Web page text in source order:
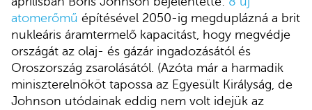
atomerőmű építésével 2050-ig megduplázná a brit
nukleáris áramtermelő kapacitást, hogy megvédje
országát az olaj- és gázár ingadozásától és
Oroszország zsarolásától. (Azóta már a harmadik
miniszterelnököt tapossa az Egyesült Királyság, de
Johnson utódainak eddig nem volt idejük az